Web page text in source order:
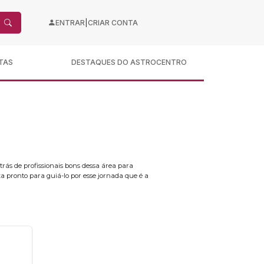
ENTRAR CRIAR CONTA
DESTAQUES DO ASTROCENTRO
de profissionais bons dessa área para
pronto para guiá-lo por esse jornada que é a